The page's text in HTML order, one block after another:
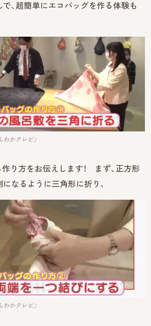
、超簡単にエコバッグを作る体験も
わかテレビ』
作り方をお伝えします！ まず、正方形
なるように三角形に折り、
わかテレビ』